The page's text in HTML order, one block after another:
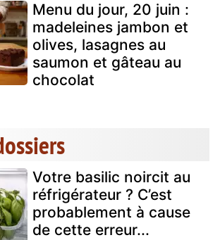
Menu du jour, 20 juin :
madeleines jambon et
olives, lasagnes au
saumon et gâteau au
chocolat
Votre basilic noircit au
réfrigérateur ? C’est
probablement à cause
de cette erreur...